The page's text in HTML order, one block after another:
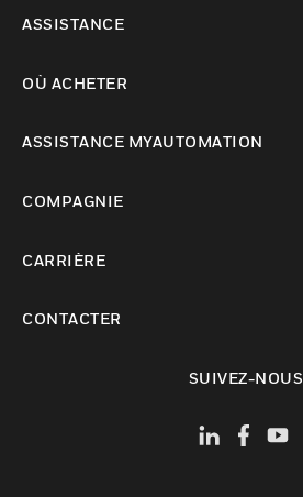
ASSISTANCE
OÙ ACHETER
ASSISTANCE MYAUTOMATION
COMPAGNIE
CARRIÈRE
CONTACTER
SUIVEZ-NOUS